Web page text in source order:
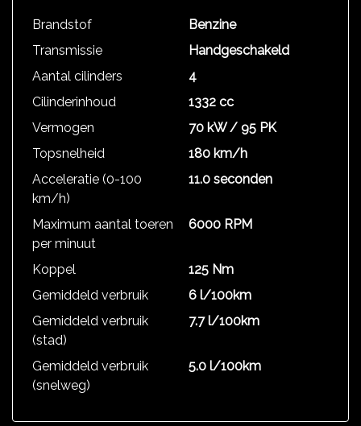
Brandstof
Benzine
Transmissie
Handgeschakeld
Aantal cilinders
4
Cilinderinhoud
1332 cc
Vermogen
70 kW / 95 PK
Topsnelheid
180 km/h
Acceleratie (0-100
km/h)
11.0 seconden
Maximum aantal toeren
per minuut
6000 RPM
Koppel
125 Nm
Gemiddeld verbruik
6 l/100km
Gemiddeld verbruik
(stad)
7.7 l/100km
Gemiddeld verbruik
(snelweg)
5.0 l/100km